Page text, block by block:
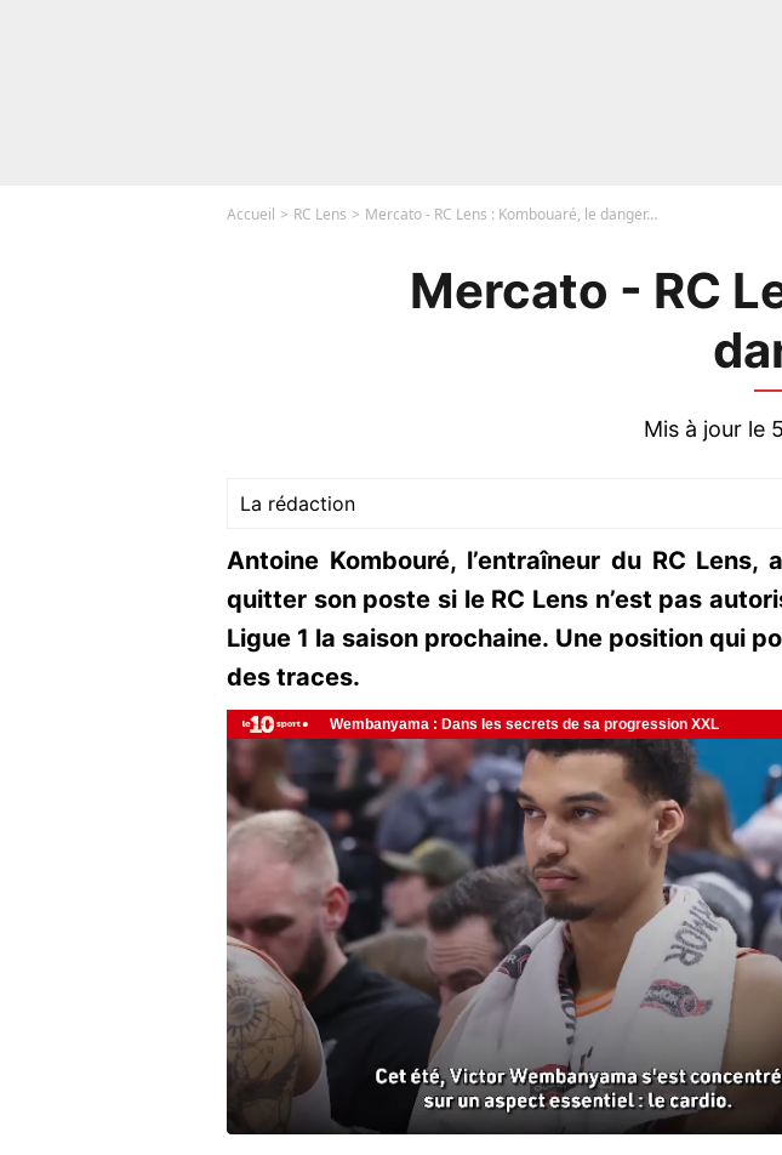
Accueil RC Lens Mercato - RC Lens : Kombouaré, le danger…
Mercato - RC
Mis à jour le
La rédaction
Antoine Kombouré, l’entraîneur du RC Lens,
quitter son poste si le RC Lens n’est pas
Ligue 1 la saison prochaine. Une position qui
des traces.